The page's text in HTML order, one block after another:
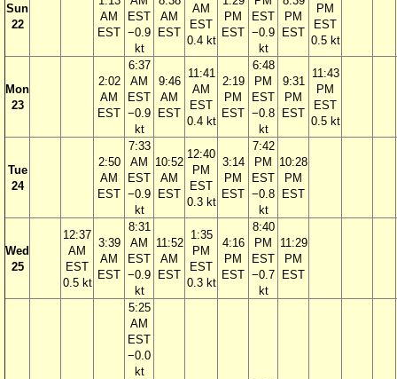
Sun
22
AM
EST
EST
−0.9
kt
AM
EST
AM
EST
0.4 kt
PM
EST
EST
−0.9
kt
PM
EST
PM
EST
0.5 kt
Mon
23
2:02
AM
EST
6:37
AM
EST
−0.9
kt
9:46
AM
EST
11:41
AM
EST
0.4 kt
2:19
PM
EST
6:48
PM
EST
−0.8
kt
9:31
PM
EST
11:43
PM
EST
0.5 kt
Tue
24
2:50
AM
EST
7:33
AM
EST
−0.9
kt
10:52
AM
EST
12:40
PM
EST
0.3 kt
3:14
PM
EST
7:42
PM
EST
−0.8
kt
10:28
PM
EST
Wed
25
12:37
AM
EST
0.5 kt
3:39
AM
EST
8:31
AM
EST
−0.9
kt
11:52
AM
EST
1:35
PM
EST
0.3 kt
4:16
PM
EST
8:40
PM
EST
−0.7
kt
11:29
PM
EST
5:25
AM
EST
−0.0
kt